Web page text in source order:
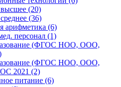
(20)
(36)
арифметика (6)
персонал (1)
(ФГОС НОО, ООО,
(ФГОС НОО, ООО,
2021 (2)
питание (6)